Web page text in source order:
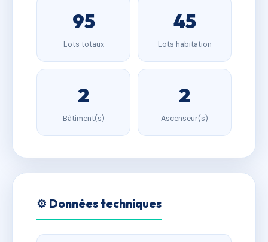
95
Lots totaux
45
Lots habitation
2
Bâtiment(s)
2
Ascenseur(s)
⚙️ Données techniques